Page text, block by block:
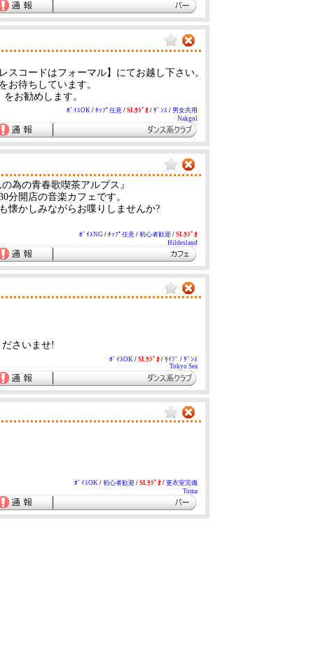
スコードはフォーマル】にてお越し下さい。
お待ちしています。
お勧めします。
ﾎﾞｲｽOK / ﾁｯﾌﾟ任意 / SLﾗｼﾞｵ / ﾀﾞﾝｽ / 男女共用
Nakgol
為の青春歌喫茶アルプス』
分開店の音楽カフェです。
懐かしみながらお喋りしませんか?
ﾎﾞｲｽNG / ﾁｯﾌﾟ任意 / 初心者歓迎 / SLﾗｼﾞｵ
Hildesland
さいませ!
ﾎﾞｲｽOK / SLﾗｼﾞｵ / ﾗｲﾌﾞ / ﾀﾞﾝｽ
Tokyo Sea
ﾎﾞｲｽOK / 初心者歓迎 / SLﾗｼﾞｵ / 更衣室完備
Toma